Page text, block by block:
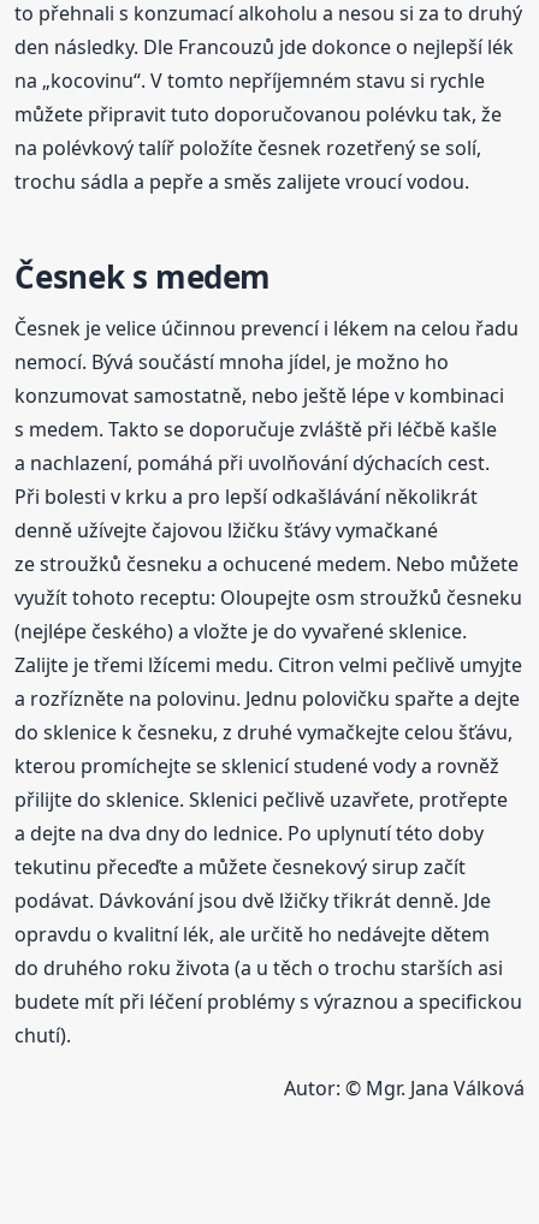
to přehnali s konzumací alkoholu a nesou si za to druhý
den následky. Dle Francouzů jde dokonce o nejlepší lék
na „kocovinu“. V tomto nepříjemném stavu si rychle
můžete připravit tuto doporučovanou polévku tak, že
na polévkový talíř položíte česnek rozetřený se solí,
trochu sádla a pepře a směs zalijete vroucí vodou.
Česnek s medem
Česnek je velice účinnou prevencí i lékem na celou řadu
nemocí. Bývá součástí mnoha jídel, je možno ho
konzumovat samostatně, nebo ještě lépe v kombinaci
s medem. Takto se doporučuje zvláště při léčbě kašle
a nachlazení, pomáhá při uvolňování dýchacích cest.
Při bolesti v krku a pro lepší odkašlávání několikrát
denně užívejte čajovou lžičku šťávy vymačkané
ze stroužků česneku a ochucené medem. Nebo můžete
využít tohoto receptu: Oloupejte osm stroužků česneku
(nejlépe českého) a vložte je do vyvařené sklenice.
Zalijte je třemi lžícemi medu. Citron velmi pečlivě umyjte
a rozřízněte na polovinu. Jednu polovičku spařte a dejte
do sklenice k česneku, z druhé vymačkejte celou šťávu,
kterou promíchejte se sklenicí studené vody a rovněž
přilijte do sklenice. Sklenici pečlivě uzavřete, protřepte
a dejte na dva dny do lednice. Po uplynutí této doby
tekutinu přeceďte a můžete česnekový sirup začít
podávat. Dávkování jsou dvě lžičky třikrát denně. Jde
opravdu o kvalitní lék, ale určitě ho nedávejte dětem
do druhého roku života (a u těch o trochu starších asi
budete mít při léčení problémy s výraznou a specifickou
chutí).
Autor: © Mgr. Jana Válková